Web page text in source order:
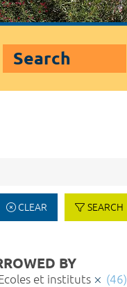
Search
CLEAR SEARCH
BY
et instituts (46)